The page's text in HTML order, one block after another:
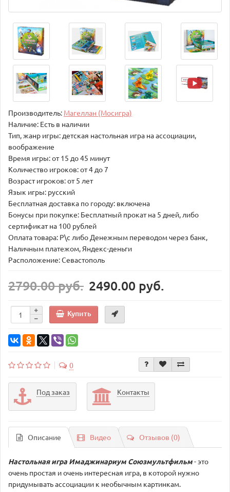
Производитель: Магеллан (Мосигра)
Наличие: Есть в наличии
Тип, жанр игры: детская настольная игра на ассоциации,
воображение
Время игры: от 15 до 45 минут
Количество игроков: от 4 до 7
Возраст игроков: от 5 лет
Язык игры: русский
Бесплатная доставка по городу: включена
Бонусы при покупке: Бесплатный прокат на 5 дней, либо
сертификат на 100 рублей
Оплата товара: Р\с либо Денежным переводом через банк,
Наличным платежом, Яндекс-деньги
Расположение: Севастополь
2790.00 руб. 2490.00 руб.
Купить
0
Под заказ Контакты
Описание Видео Отзывов (0)
Настольная игра Имаджинариум Союзмультфильм- это
очень простая и очень интересная игра, в которой нужно
придумывать ассоциации к необычным картинкам.